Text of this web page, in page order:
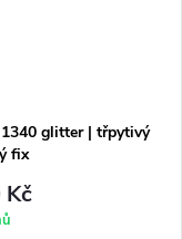
glitter | třpytivý
fix
Kč